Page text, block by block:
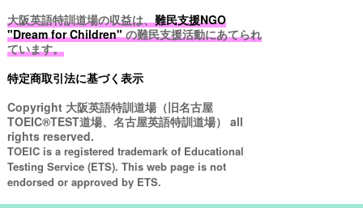
大阪英語特訓道場の収益は、難民支援NGO
"Dream for Children"の難民支援活動にあてられ
ています。
特定商取引法に基づく表示
Copyright 大阪英語特訓道場（旧名古屋
TOEIC®TEST道場、名古屋英語特訓道場） all
rights reserved.
TOEIC is a registered trademark of Educational
Testing Service (ETS). This web page is not
endorsed or approved by ETS.